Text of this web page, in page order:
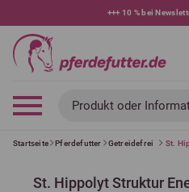
+++ 10 % bei
Produkt oder
Startseite Pferdefutter Getreidefrei St.
St. Hippolyt Struktur